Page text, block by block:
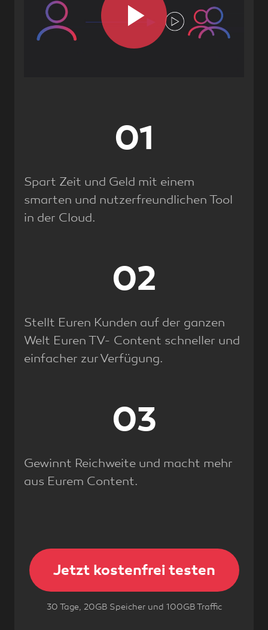
Play
01
Spart Zeit und Geld mit einem
smarten und nutzerfreundlichen Tool
in der Cloud.
02
Stellt Euren Kunden auf der ganzen
Welt Euren TV- Content schneller und
einfacher zur Verfügung.
03
Gewinnt Reichweite und macht mehr
aus Eurem Content.
Jetzt kostenfrei testen
30 Tage, 20GB Speicher und 100GB Traffic